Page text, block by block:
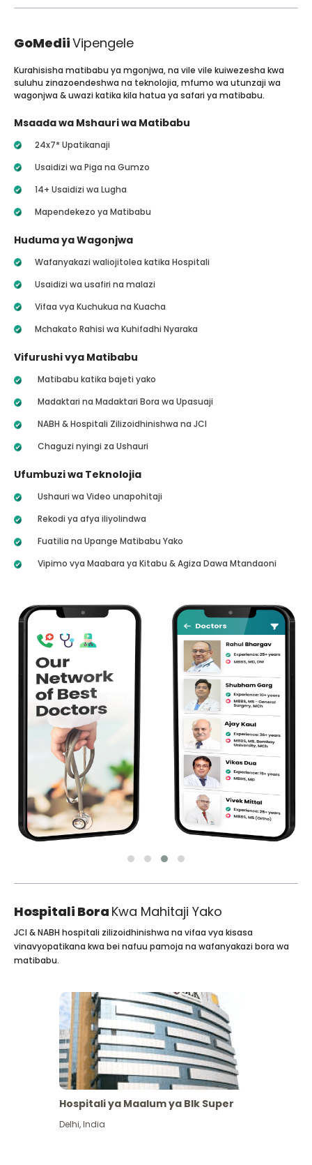
GoMediiVipengele
Kurahisisha matibabu ya mgonjwa, na vile vile kuiwezesha kwa
suluhu zinazoendeshwa na teknolojia, mfumo wa utunzaji wa
wagonjwa & uwazi katika kila hatua ya safari ya matibabu.
Msaada wa Mshauri wa Matibabu
24x7* Upatikanaji
Usaidizi wa Piga na Gumzo
14+ Usaidizi wa Lugha
Mapendekezo ya Matibabu
Huduma ya Wagonjwa
Wafanyakazi waliojitolea katika Hospitali
Usaidizi wa usafiri na malazi
Vifaa vya Kuchukua na Kuacha
Mchakato Rahisi wa Kuhifadhi Nyaraka
Vifurushi vya Matibabu
Matibabu katika bajeti yako
Madaktari na Madaktari Bora wa Upasuaji
NABH & Hospitali Zilizoidhinishwa na JCI
Chaguzi nyingi za Ushauri
Ufumbuzi wa Teknolojia
Ushauri wa Video unapohitaji
Rekodi ya afya iliyolindwa
Fuatilia na Upange Matibabu Yako
Vipimo vya Maabara ya Kitabu & Agiza Dawa Mtandaoni
Hospitali Bora Kwa Mahitaji Yako
JCI & NABH hospitali zilizoidhinishwa na vifaa vya kisasa
vinavyopatikana kwa bei nafuu pamoja na wafanyakazi bora wa
matibabu.
Hospitali ya Maalum ya Blk Super
Delhi,India